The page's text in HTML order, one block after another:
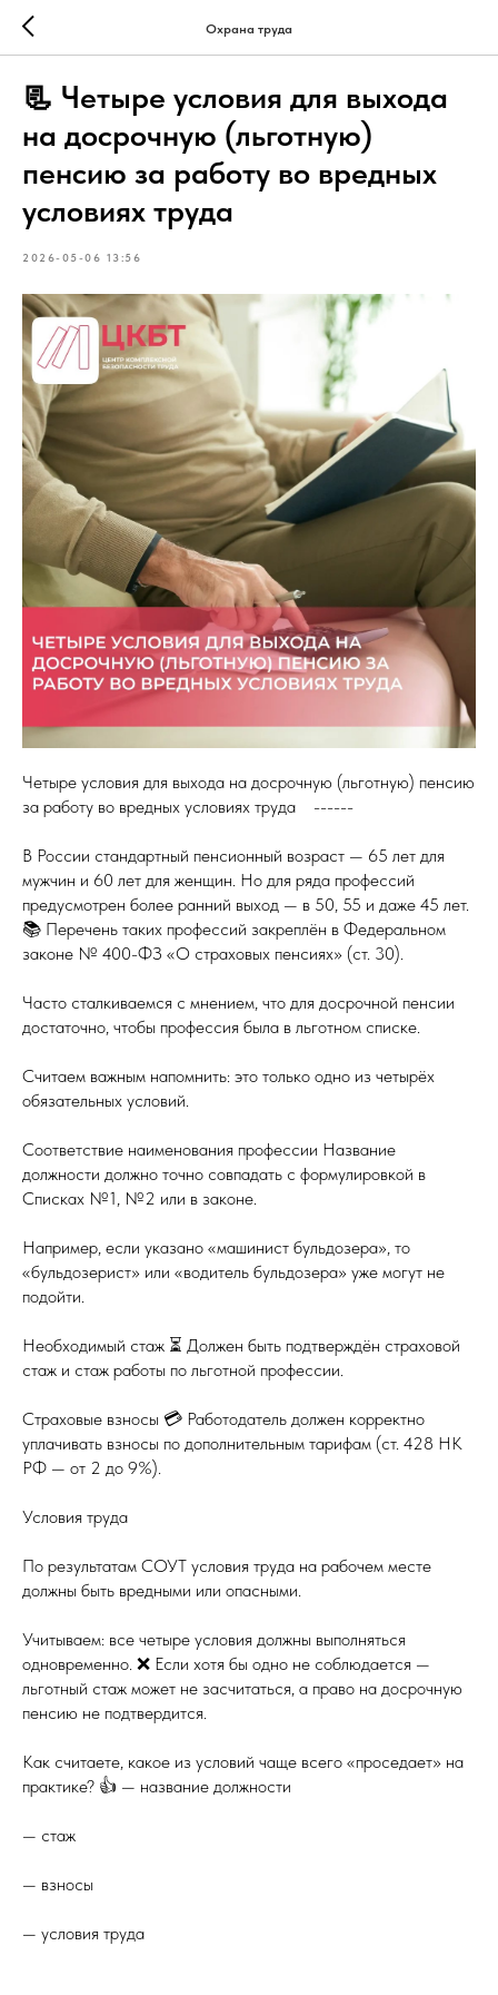
Охрана труда
📃 Четыре условия для выхода
на досрочную (льготную)
пенсию за работу во вредных
условиях труда
2026-05-06 13:56
Четыре условия для выхода на досрочную (льготную) пенсию
за работу во вредных условиях труда ⠀------
В России стандартный пенсионный возраст — 65 лет для
мужчин и 60 лет для женщин. Но для ряда профессий
предусмотрен более ранний выход — в 50, 55 и даже 45 лет.
📚 Перечень таких профессий закреплён в Федеральном
законе № 400-ФЗ «О страховых пенсиях» (ст. 30).
Часто сталкиваемся с мнением, что для досрочной пенсии
достаточно, чтобы профессия была в льготном списке.
Считаем важным напомнить: это только одно из четырёх
обязательных условий.
Соответствие наименования профессии Название
должности должно точно совпадать с формулировкой в
Списках №1, №2 или в законе.
Например, если указано «машинист бульдозера», то
«бульдозерист» или «водитель бульдозера» уже могут не
подойти.
Необходимый стаж ⏳ Должен быть подтверждён страховой
стаж и стаж работы по льготной профессии.
Страховые взносы 💳 Работодатель должен корректно
уплачивать взносы по дополнительным тарифам (ст. 428 НК
РФ — от 2 до 9%).
Условия труда
По результатам СОУТ условия труда на рабочем месте
должны быть вредными или опасными.
Учитываем: все четыре условия должны выполняться
одновременно. ❌ Если хотя бы одно не соблюдается —
льготный стаж может не засчитаться, а право на досрочную
пенсию не подтвердится.
Как считаете, какое из условий чаще всего «проседает» на
практике? 👍 — название должности
— стаж
— взносы
— условия труда